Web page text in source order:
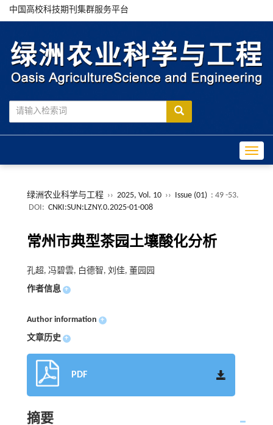
中国高校科技期刊集群服务平台
绿洲农业科学与工程 ›› 2025, Vol. 10 ›› Issue (01) : 49 -53.
DOI: CNKI:SUN:LZNY.0.2025-01-008
常州市典型茶园土壤酸化分析
孔超, 冯碧雲, 白德智, 刘佳, 董园园
作者信息 +
Author information +
文章历史 +
PDF
摘要